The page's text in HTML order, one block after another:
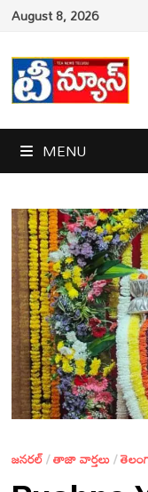
Skip
content
August 8, 2026
MENU
జనరల్/తాజా వార్తలు/